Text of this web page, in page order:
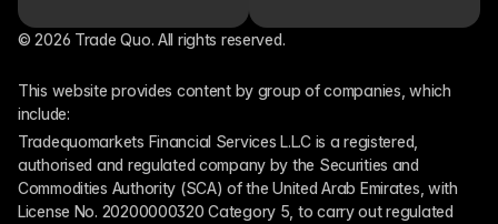
© 2026 Trade Quo. All rights reserved.
This website provides content by group of companies, which
include:
Tradequomarkets Financial Services L.L.C is a registered,
authorised and regulated company by the Securities and
Commodities Authority (SCA) of the United Arab Emirates, with
License No. 20200000320 Category 5, to carry out regulated